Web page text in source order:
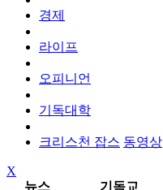
경제
라이프
오피니언
기독대학
크리스천 잡스 동영상
X
뉴스
기독교